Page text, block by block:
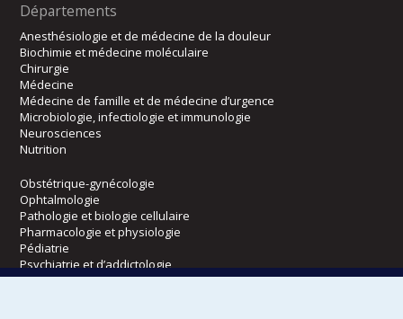
Départements
Anesthésiologie et de médecine de la douleur
Biochimie et médecine moléculaire
Chirurgie
Médecine
Médecine de famille et de médecine d’urgence
Microbiologie, infectiologie et immunologie
Neurosciences
Nutrition
Obstétrique-gynécologie
Ophtalmologie
Pathologie et biologie cellulaire
Pharmacologie et physiologie
Pédiatrie
Psychiatrie et d’addictologie
Radiologie, radio-oncologie et médecine nucléaire